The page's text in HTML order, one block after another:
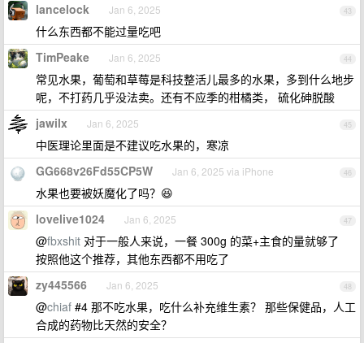
43
lancelock Jan 6, 2025
什么东西都不能过量吃吧
44
TimPeake Jan 6, 2025
常见水果，葡萄和草莓是科技整活儿最多的水果，多到什么地步
呢，不打药几乎没法卖。还有不应季的柑橘类， 硫化砷脱酸
45
jawilx Jan 6, 2025
中医理论里面是不建议吃水果的，寒凉
46
GG668v26Fd55CP5W Jan 6, 2025 via iPhone
水果也要被妖魔化了吗？😆
47
lovelive1024 Jan 6, 2025
@fbxshit 对于一般人来说，一餐 300g 的菜+主食的量就够了
按照他这个推荐，其他东西都不用吃了
48
zy445566 Jan 6, 2025
@chiaf #4 那不吃水果，吃什么补充维生素？ 那些保健品，人工
合成的药物比天然的安全？